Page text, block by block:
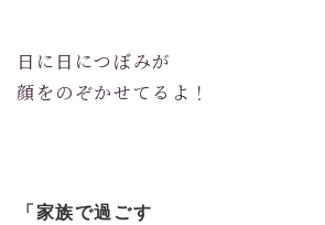
日に日につぼみが
顔をのぞかせてるよ！
「家族で過ごす